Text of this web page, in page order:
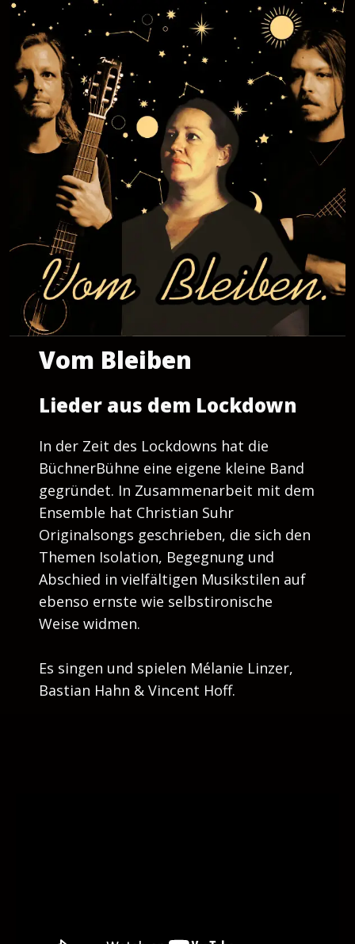
Vom Bleiben
Lieder aus dem Lockdown
In der Zeit des Lockdowns hat die
BüchnerBühne eine eigene kleine Band
gegründet. In Zusammenarbeit mit dem
Ensemble hat Christian Suhr
Originalsongs geschrieben, die sich den
Themen Isolation, Begegnung und
Abschied in vielfältigen Musikstilen auf
ebenso ernste wie selbstironische
Weise widmen.
Es singen und spielen Mélanie Linzer,
Bastian Hahn & Vincent Hoff.